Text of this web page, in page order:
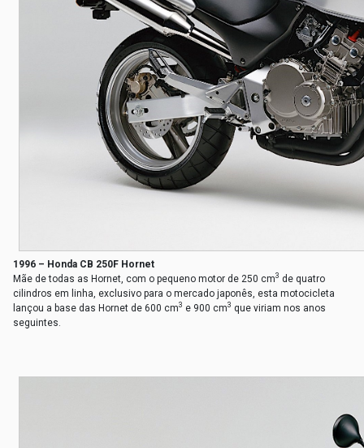
1996 – Honda CB 250F Hornet
Mãe de todas as Hornet, com o pequeno motor de 250 cm3 de quatro
cilindros em linha, exclusivo para o mercado japonês, esta motocicleta
lançou a base das Hornet de 600 cm3 e 900 cm3 que viriam nos anos
seguintes.